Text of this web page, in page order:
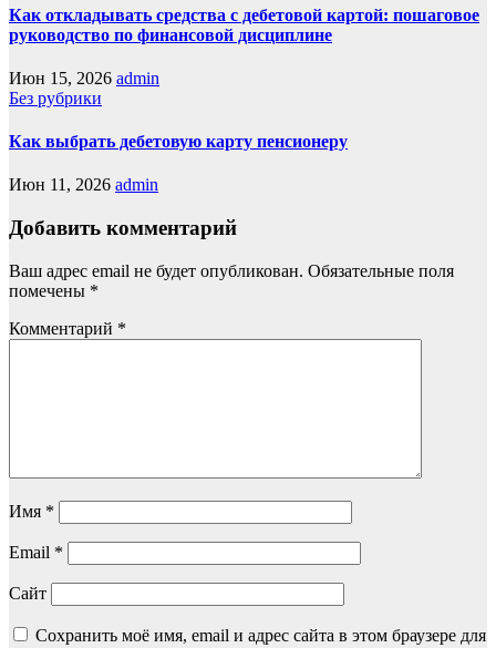
Как откладывать средства с дебетовой картой: пошаговое
руководство по финансовой дисциплине
Июн 15, 2026 admin
Без рубрики
Как выбрать дебетовую карту пенсионеру
Июн 11, 2026 admin
Добавить комментарий
Ваш адрес email не будет опубликован. Обязательные поля
помечены *
Комментарий *
Имя *
Email *
Сайт
Сохранить моё имя, email и адрес сайта в этом браузере для